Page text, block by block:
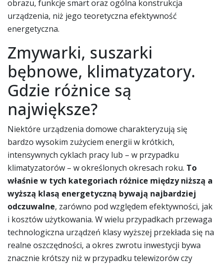
obrazu, funkcje smart oraz ogólna konstrukcja
urządzenia, niż jego teoretyczna efektywność
energetyczna.
Zmywarki, suszarki
bębnowe, klimatyzatory.
Gdzie różnice są
największe?
Niektóre urządzenia domowe charakteryzują się
bardzo wysokim zużyciem energii w krótkich,
intensywnych cyklach pracy lub – w przypadku
klimatyzatorów – w określonych okresach roku. To
właśnie w tych kategoriach różnice między niższą a
wyższą klasą energetyczną bywają najbardziej
odczuwalne, zarówno pod względem efektywności, jak
i kosztów użytkowania. W wielu przypadkach przewaga
technologiczna urządzeń klasy wyższej przekłada się na
realne oszczędności, a okres zwrotu inwestycji bywa
znacznie krótszy niż w przypadku telewizorów czy